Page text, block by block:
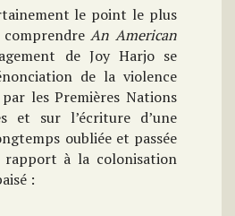
le point le plus
An American
de Joy Harjo se
de la violence
les Premières Nations
et sur l’écriture d’une
oubliée et passée
rapport à la colonisation
: